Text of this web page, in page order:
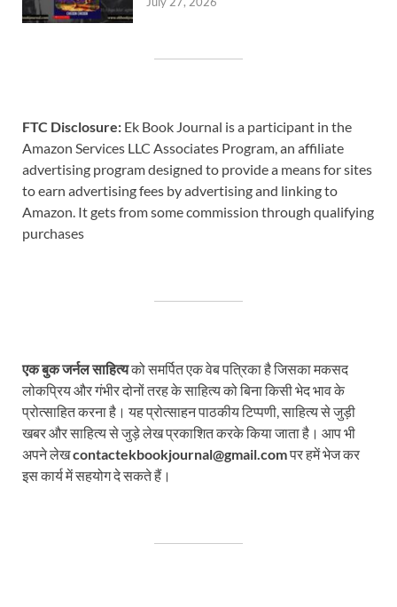
FTC Disclosure: Ek Book Journal is a participant in the
Amazon Services LLC Associates Program, an affiliate
advertising program designed to provide a means for sites
to earn advertising fees by advertising and linking to
Amazon. It gets from some commission through qualifying
purchases
एक बुक जर्नल साहित्यको समर्पित एक वेब पत्रिका है जिसका मकसद
लोकप्रिय और गंभीर दोनों तरह के साहित्य को बिना किसी भेद भाव के
प्रोत्साहित करना है। यह प्रोत्साहन पाठकीय टिप्पणी, साहित्य से जुड़ी
खबर और साहित्य से जुड़े लेख प्रकाशित करके किया जाता है। आप भी
अपने लेखcontactekbookjournal@gmail.comपर हमें भेज कर
इस कार्य में सहयोग दे सकते हैं।